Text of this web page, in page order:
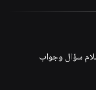
سؤال وجواب